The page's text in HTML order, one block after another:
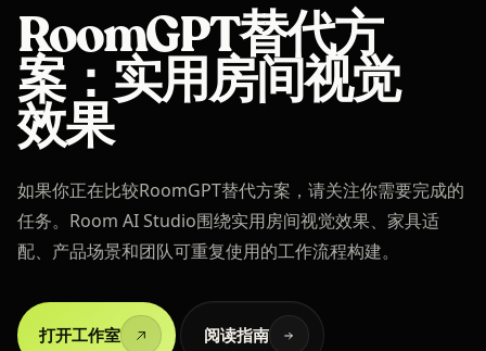
语言简体中文
RoomGPT替代方
案：实用房间视觉
效果
如果你正在比较RoomGPT替代方案，请关注你需要完成的
任务。Room AI Studio围绕实用房间视觉效果、家具适
配、产品场景和团队可重复使用的工作流程构建。
打开工作室 阅读指南